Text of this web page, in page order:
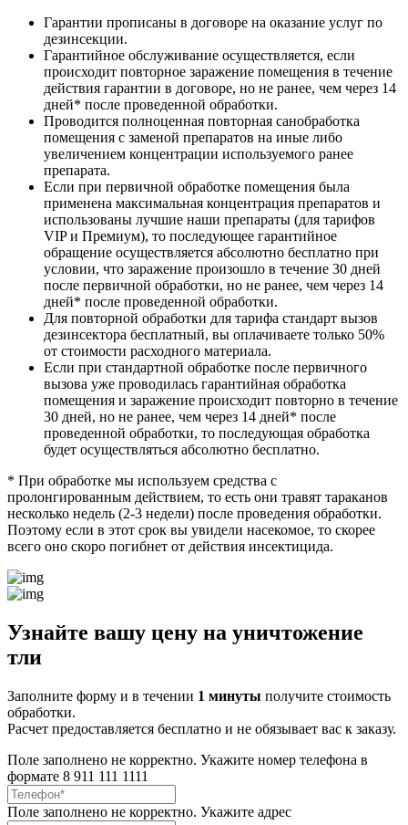
Гарантии прописаны в договоре на оказание услуг по
дезинсекции.
Гарантийное обслуживание осуществляется, если
происходит повторное заражение помещения в течение
действия гарантии в договоре, но не ранее, чем через 14
дней* после проведенной обработки.
Проводится полноценная повторная санобработка
помещения с заменой препаратов на иные либо
увеличением концентрации используемого ранее
препарата.
Если при первичной обработке помещения была
применена максимальная концентрация препаратов и
использованы лучшие наши препараты (для тарифов
VIP и Премиум), то последующее гарантийное
обращение осуществляется абсолютно бесплатно при
условии, что заражение произошло в течение 30 дней
после первичной обработки, но не ранее, чем через 14
дней* после проведенной обработки.
Для повторной обработки для тарифа стандарт вызов
дезинсектора бесплатный, вы оплачиваете только 50%
от стоимости расходного материала.
Если при стандартной обработке после первичного
вызова уже проводилась гарантийная обработка
помещения и заражение происходит повторно в течение
30 дней, но не ранее, чем через 14 дней* после
проведенной обработки, то последующая обработка
будет осуществляться абсолютно бесплатно.
* При обработке мы используем средства с
пролонгированным действием, то есть они травят тараканов
несколько недель (2-3 недели) после проведения обработки.
Поэтому если в этот срок вы увидели насекомое, то скорее
всего оно скоро погибнет от действия инсектицида.
Узнайте вашу цену на уничтожение
тли
Заполните форму и в течении 1 минуты получите стоимость
обработки.
Расчет предоставляется бесплатно и не обязывает вас к заказу.
Поле заполнено не корректно. Укажите номер телефона в
формате 8 911 111 1111
Поле заполнено не корректно. Укажите адрес